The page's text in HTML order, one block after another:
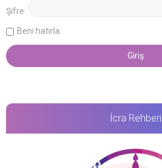
Şifre:
Beni hatırla
İcra Rehberi